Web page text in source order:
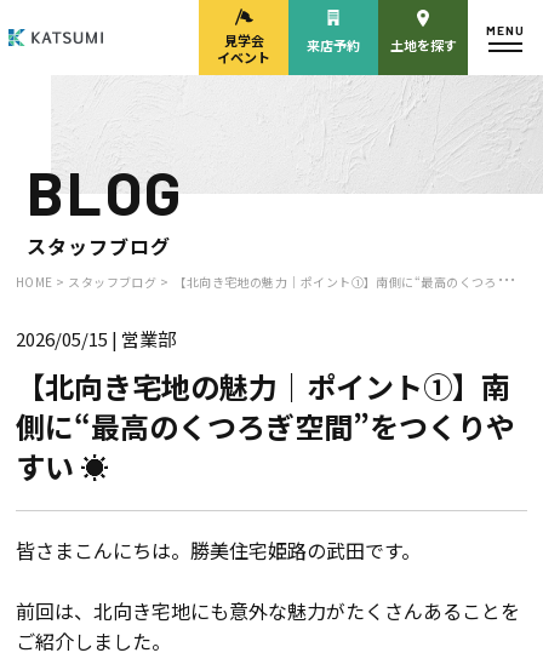
モデルハウス
来場予約
見学会・
来店予約
HOME
物件検索
見学会
イベント
来店予約 土地を探す
MENU
BLOG
スタッフブログ
HOME > スタッフブログ > 【北向き宅地の魅力｜ポイント①】南側に“最高のくつろぎ空間”をつくりやすい ☀️
2026/05/15 | 営業部
【北向き宅地の魅力｜ポイント①】南
側に“最高のくつろぎ空間”をつくりや
すい ☀️
皆さまこんにちは。勝美住宅姫路の武田です。
前回は、北向き宅地にも意外な魅力がたくさんあることを
ご紹介しました。